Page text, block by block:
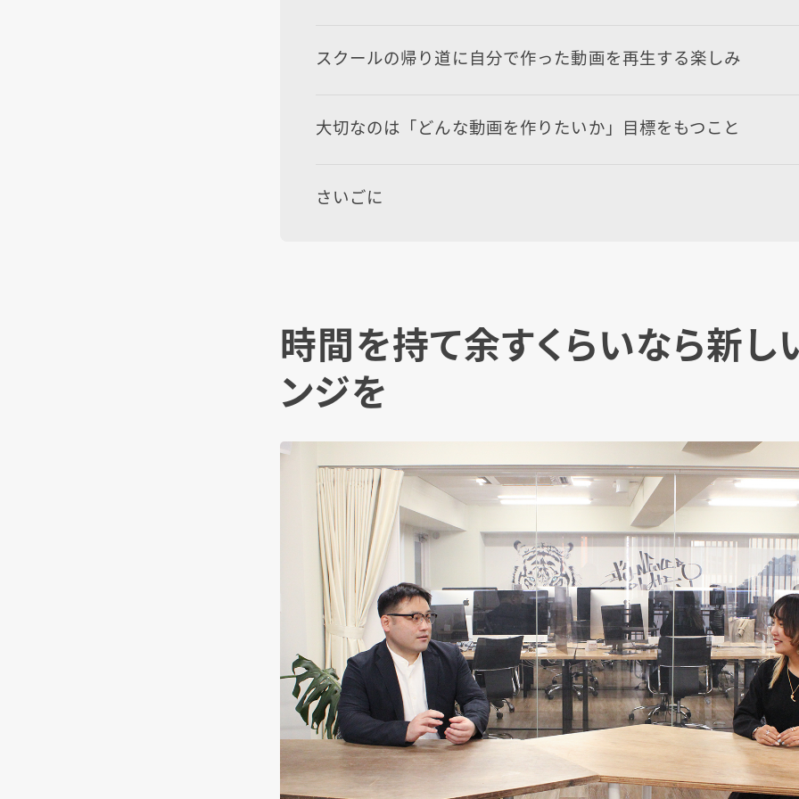
スクールの帰り道に自分で作った動画を再生する楽しみ
大切なのは「どんな動画を作りたいか」目標をもつこと
さいごに
時間を持て余すくらいなら新し
ンジを